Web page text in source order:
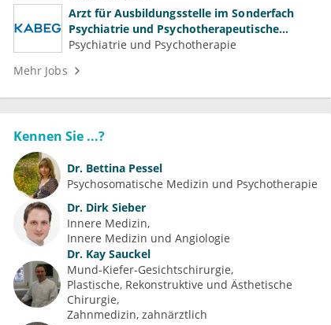
Arzt für Ausbildungsstelle im Sonderfach
Psychiatrie und Psychotherapeutische
Medizin (m/w/d)
Psychiatrie und Psychotherapie
Mehr Jobs
Kennen Sie ...?
Dr. Bettina Pessel
Psychosomatische Medizin und Psychotherapie
Dr. Dirk Sieber
Innere Medizin
Innere Medizin und Angiologie
Dr. Kay Sauckel
Mund-Kiefer-Gesichtschirurgie
Plastische, Rekonstruktive und Ästhetische
Chirurgie
Zahnmedizin, zahnärztlich